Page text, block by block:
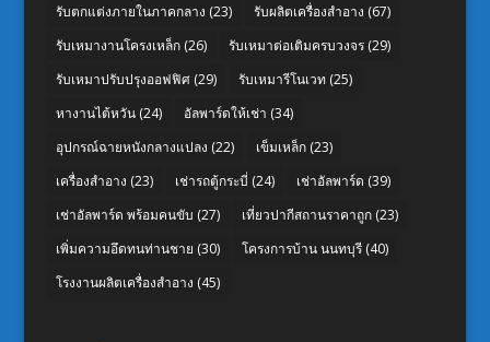
รับตกแต่งภายในภาคกลาง (23) รับผลิตเครื่องสำอาง (67)
รับเหมางานโครงเหล็ก(26) รับเหมาต่อเติมครบวงจร(29)
รับเหมาปรับปรุงออฟฟิศ(29) รับเหมารีโนเวท (25)
หางานไต้หวัน(24) อัลพาร์ดให้เช่า (34)
อุปกรณ์ฉายหนังกลางแปลง (22) เข็มเหล็ก(23)
เครื่องสำอาง (23) เช่ารถตู้กระบี่ (24) เช่าอัลพาร์ด (39)
เช่าอัลพาร์ด พร้อมคนขับ (27) เที่ยวปากีสถานราคาถูก(23)
เพิ่มความอึดทนท่านชาย (30) โครงการบ้าน นนทบุรี(40)
โรงงานผลิตเครื่องสำอาง (45)